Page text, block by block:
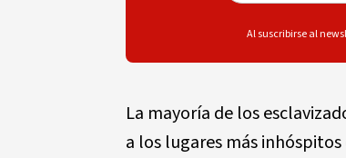
Al suscribirse al
La mayoría de los
a los lugares más